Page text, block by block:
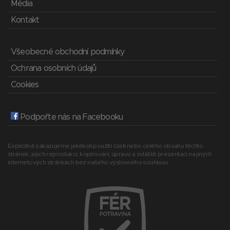
Média
Kontakt
Všeobecné obchodní podmínky
Ochrana osobních údajů
Cookies
Podpořte nás na Facebooku
Explicitně zakazujeme jakékoli použití části nebo celého obsahu těchto
stránek, jejich reprodukci, kopírování, úpravu a zvláště prezentaci na jiných
internetových stránkách bez našeho výslovného souhlasu.